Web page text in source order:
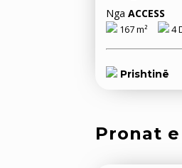
NgaACCESS
167 m² 4
Prishtinë
Pronat